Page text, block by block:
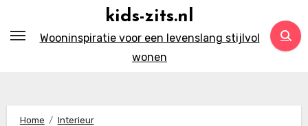
naar
kids-zits.nl
Wooninspiratie voor een levenslang stijlvol
wonen
Home
Interieur